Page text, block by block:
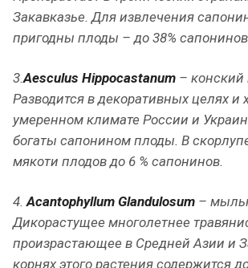
Закавказье. Для извлечения
пригодны плоды – до 38%
3.Aesculus Hippocastanum – конский
Разводится в декоративных целях и
умеренном климате России и
богаты сапонином плоды. В
мякоти плодов до 6 % сапонинов.
4.Acantophyllum Glandulosum –
Дикорастущее многолетнее
произрастающее в Средней Азии и
корнях этого растения содержится